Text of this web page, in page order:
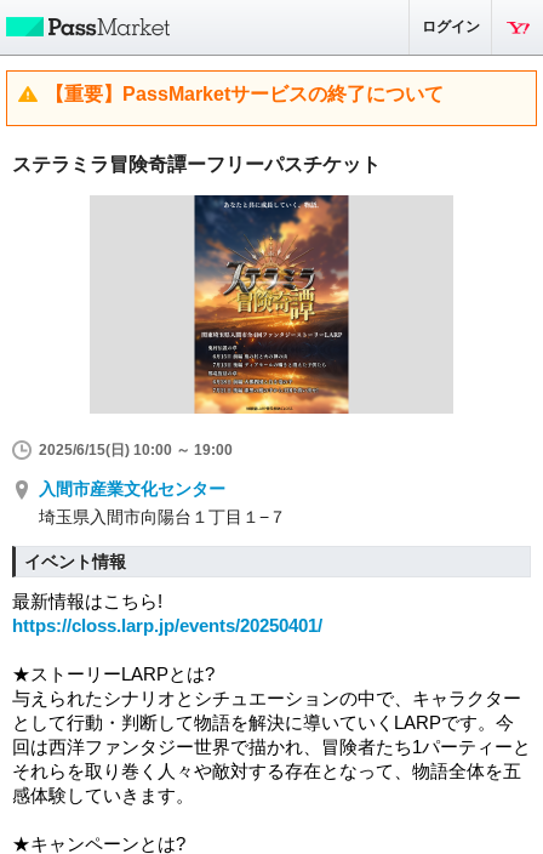
ログイン
【重要】PassMarketサービスの終了について
ステラミラ冒険奇譚ーフリーパスチケット
2025/6/15(日) 10:00 ～ 19:00
入間市産業文化センター
埼玉県入間市向陽台１丁目１−７
イベント情報
最新情報はこちら!
https://closs.larp.jp/events/20250401/
★ストーリーLARPとは?
与えられたシナリオとシチュエーションの中で、キャラクター
として行動・判断して物語を解決に導いていくLARPです。今
回は西洋ファンタジー世界で描かれ、冒険者たち1パーティーと
それらを取り巻く人々や敵対する存在となって、物語全体を五
感体験していきます。
★キャンペーンとは?